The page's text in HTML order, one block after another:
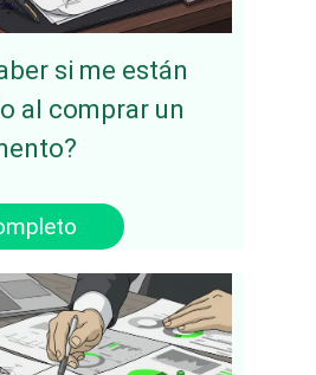
si me están
al comprar un